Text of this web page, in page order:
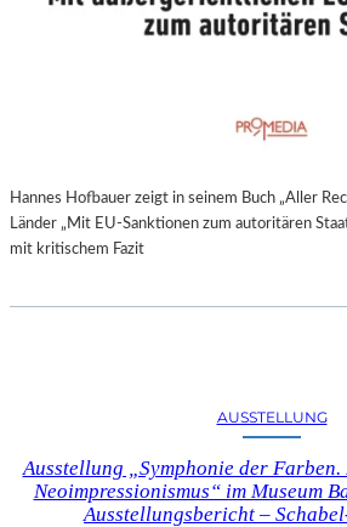
Hannes Hofbauer zeigt in seinem Buch „Aller
Länder „Mit EU-Sanktionen zum autoritären
mit kritischem Fazit
AUSSTELLUNG
Ausstellung „Symphonie der
Neoimpressionismus“ im Museum
Ausstellungsbericht –